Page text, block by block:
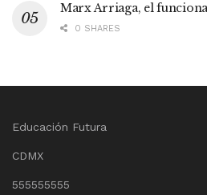
Marx Arriaga, el
0 SHARES
Educación Futura
CDMX
555555555